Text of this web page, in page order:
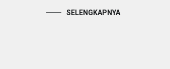
SELENGKAPNYA